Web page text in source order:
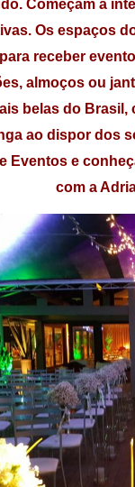
Começam a
Os espaços
receber
almoços ou
belas do Brasil,
ao dispor dos
Eventos e
com a